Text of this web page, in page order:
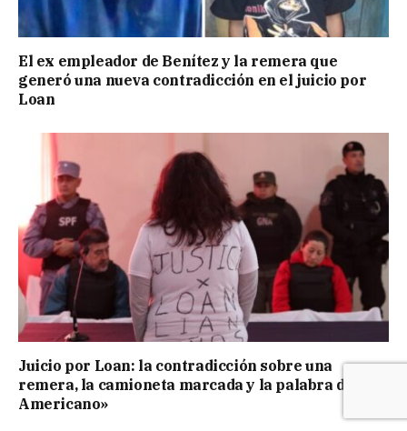
El ex empleador de Benítez y la remera que
generó una nueva contradicción en el juicio por
Loan
Juicio por Loan: la contradicción sobre una
remera, la camioneta marcada y la palabra de «El
Americano»